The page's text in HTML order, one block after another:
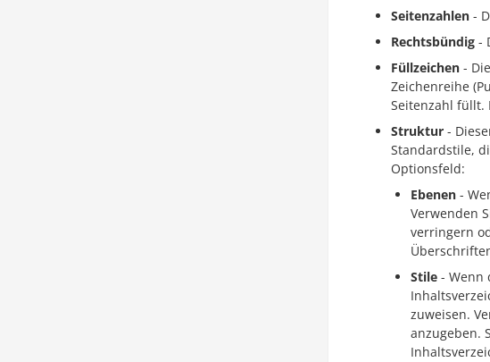
Seitenzahlen -
Rechtsbündig -
Füllzeichen -
Zeichenreihe
Seitenzahl füllt.
Struktur -
Standardstile,
Optionsfeld:
Ebenen -
Verwenden
verringern
Stile - Wenn
zuweisen.
anzugeben.